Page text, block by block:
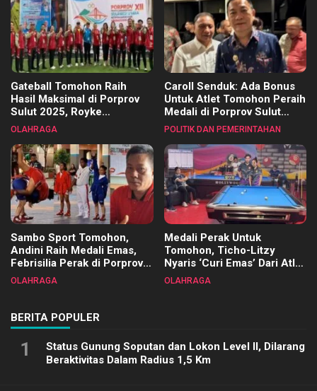
Gateball Tomohon Raih
Hasil Maksimal di Porprov
Sulut 2025, Royke
Tangkawarouw Ucapkan
OLAHRAGA
Caroll Senduk: Ada Bonus
Untuk Atlet Tomohon Peraih
Medali di Porprov Sulut
2025
POLITIK DAN PEMERINTAHAN
Sambo Sport Tomohon,
Andini Raih Medali Emas,
Febrisilia Perak di Porprov
Sulut 2025
OLAHRAGA
Medali Perak Untuk
Tomohon, Ticho-Litzy
Nyaris ‘Curi Emas’ Dari Atlet
Biliar PON di Porprov Sulut
OLAHRAGA
BERITA POPULER
1
Status Gunung Soputan dan Lokon Level II, Dilarang
Beraktivitas Dalam Radius 1,5 Km